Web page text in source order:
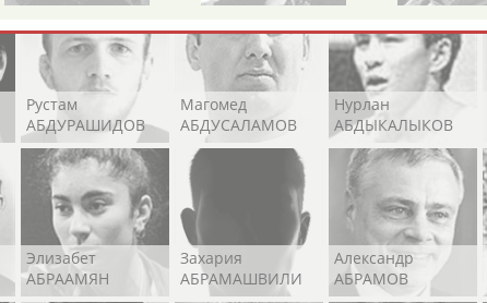
Рустам
АБДУРАШИДОВ
Магомед
АБДУСАЛАМОВ
Нурлан
АБДЫКАЛЫКОВ
Элизабет
АБРААМЯН
Захария
АБРАМАШВИЛИ
Александр
АБРАМОВ